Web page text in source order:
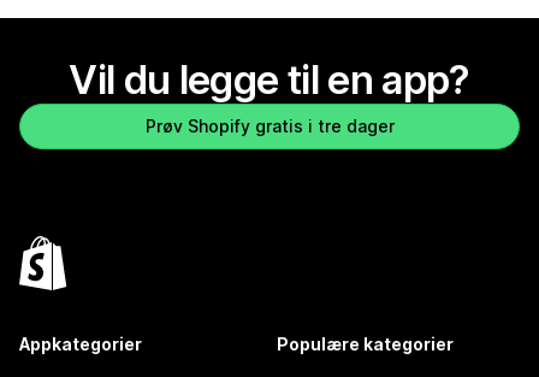
Vil du legge til en app?
Prøv Shopify gratis i tre dager
Appkategorier Populære kategorier